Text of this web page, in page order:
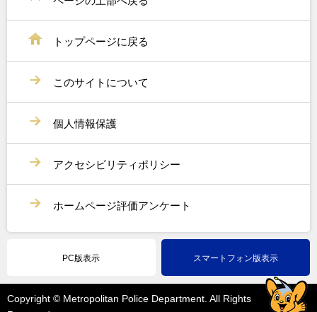
トップページに戻る
このサイトについて
個人情報保護
アクセシビリティポリシー
ホームページ評価アンケート
PC版表示 スマートフォン版表示
Copyright © Metropolitan Police Department. All Rights